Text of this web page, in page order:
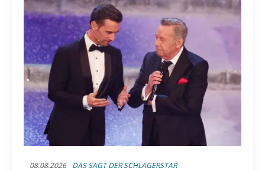
08.08.2026 DAS SAGT DER SCHLAGERSTAR